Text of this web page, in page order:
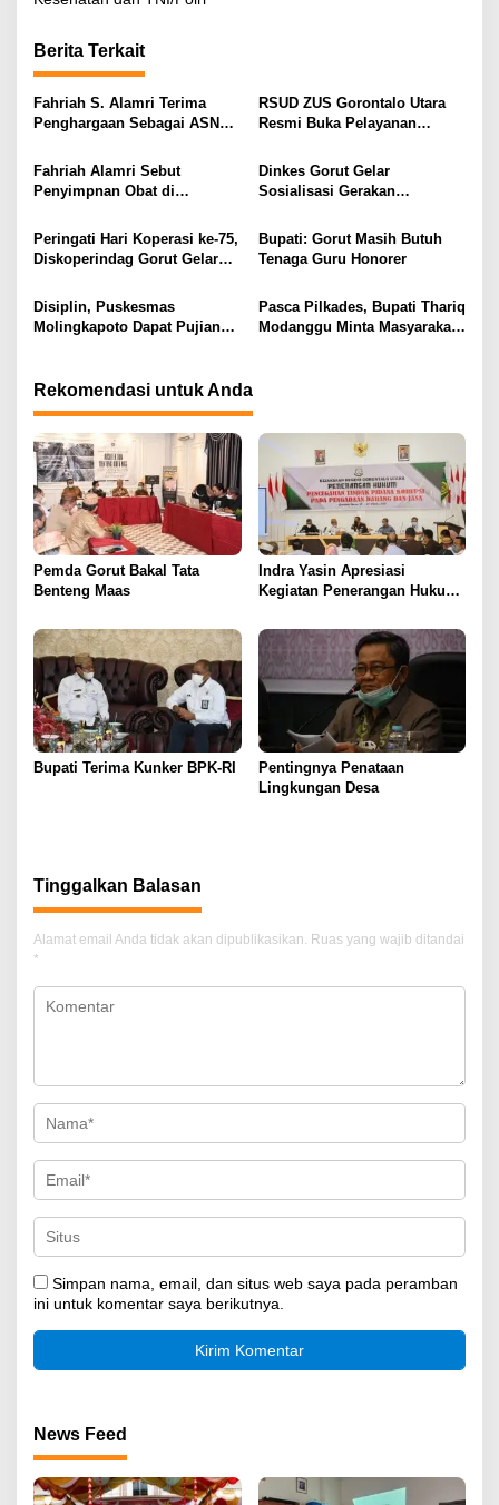
g
a
s
p
o
s
Berita Terkait
Fahriah S. Alamri Terima
Penghargaan Sebagai ASN
Gorut Ke-16
RSUD ZUS Gorontalo Utara
Resmi Buka Pelayanan
Fahriah Alamri Sebut
Penyimpnan Obat di
Sesuai Standar
Dinkes Gorut Gelar
Sosialisasi Gerakan
Menggunakan Obat
Peringati Hari Koperasi ke-75,
Diskoperindag Gorut Gelar
Bupati: Gorut Masih Butuh
Tenaga Guru Honorer
Disiplin, Puskesmas
Molingkapoto Dapat Pujian
Pasca Pilkades, Bupati Thariq
Modanggu Minta Masyarakat
Rekomendasi untuk Anda
Pemda Gorut Bakal Tata
Benteng Maas
Indra Yasin Apresiasi
Kegiatan Penerangan Hukum
Pengadaan Barang dan Jasa
Bupati Terima Kunker BPK-RI
Pentingnya Penataan
Lingkungan Desa
Tinggalkan Balasan
Alamat email Anda tidak akan dipublikasikan. Ruas yang wajib ditandai
*
Simpan nama, email, dan situs web saya pada peramban
ini untuk komentar saya berikutnya.
News Feed